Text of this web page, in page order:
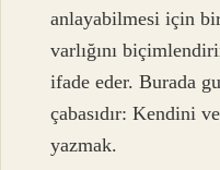
anlayabilmesi için
varlığını
ifade eder. Burada
çabasıdır: Kendini
yazmak.